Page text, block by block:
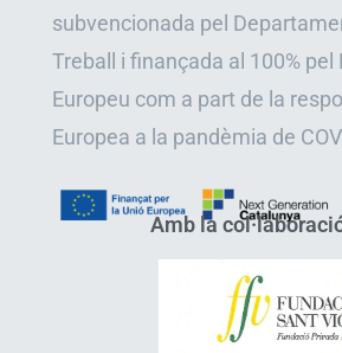
subvencionada pel
Treball i finançada al 100% pel
Europeu com a part de la
Europea a la pandèmia de
Amb la